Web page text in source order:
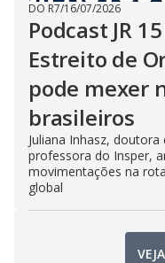
DO R7/16/07/2026
Podcast JR
Estreito de
pode mexer
brasileiros
Juliana Inhasz, doutora
professora do Insper,
movimentações na
global